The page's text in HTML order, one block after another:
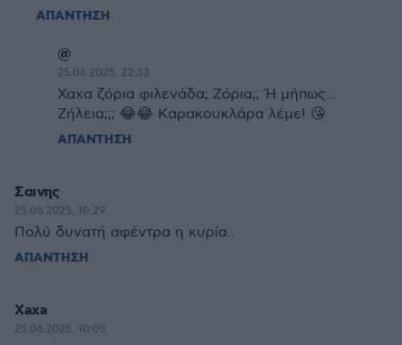
ΑΠΑΝΤΗΣΗ
@
25.06.2025, 22:33
Χαχα ζόρια φιλενάδα; Ζόρια;; Ή μήπως...
Ζήλεια;;; 😂😂 Καρακουκλάρα λέμε! 😘
ΑΠΑΝΤΗΣΗ
Σαινης
25.06.2025, 10:29
Πολύ δυνατή αφέντρα η κυρία..
ΑΠΑΝΤΗΣΗ
Xaxa
25.06.2025, 10:05